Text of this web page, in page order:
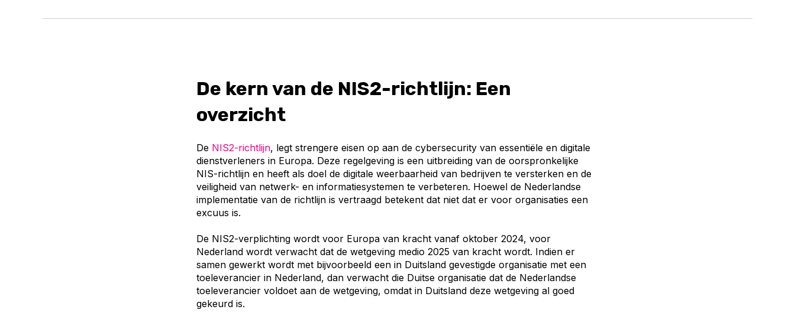
De kern van de NIS2-richtlijn: Een
overzicht
De NIS2-richtlijn, legt strengere eisen op aan de cybersecurity van essentiële en digitale
dienstverleners in Europa. Deze regelgeving is een uitbreiding van de oorspronkelijke
NIS-richtlijn en heeft als doel de digitale weerbaarheid van bedrijven te versterken en de
veiligheid van netwerk- en informatiesystemen te verbeteren. Hoewel de Nederlandse
implementatie van de richtlijn is vertraagd betekent dat niet dat er voor organisaties een
excuus is.
De NIS2-verplichting wordt voor Europa van kracht vanaf oktober 2024, voor
Nederland wordt verwacht dat de wetgeving medio 2025 van kracht wordt. Indien er
samen gewerkt wordt met bijvoorbeeld een in Duitsland gevestigde organisatie met een
toeleverancier in Nederland, dan verwacht die Duitse organisatie dat de Nederlandse
toeleverancier voldoet aan de wetgeving, omdat in Duitsland deze wetgeving al goed
gekeurd is.